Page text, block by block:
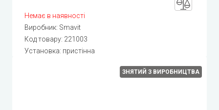
Немає в наявності
Виробник: Smavit
Код товару: 221003
Установка: пристінна
ЗНЯТИЙ З ВИРОБНИЦТВА